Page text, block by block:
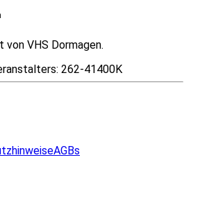
von VHS Dormagen.
262-41400K
AGBs